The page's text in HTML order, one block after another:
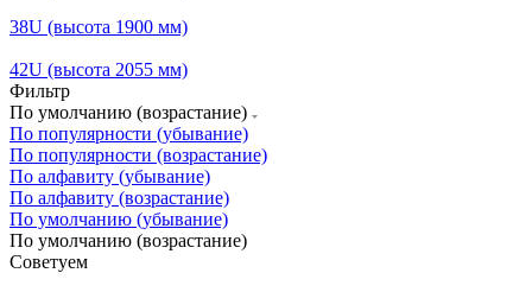
38U (высота 1900 мм)
42U (высота 2055 мм)
Фильтр
По умолчанию (возрастание)
По популярности (убывание)
По популярности (возрастание)
По алфавиту (убывание)
По алфавиту (возрастание)
По умолчанию (убывание)
По умолчанию (возрастание)
Советуем